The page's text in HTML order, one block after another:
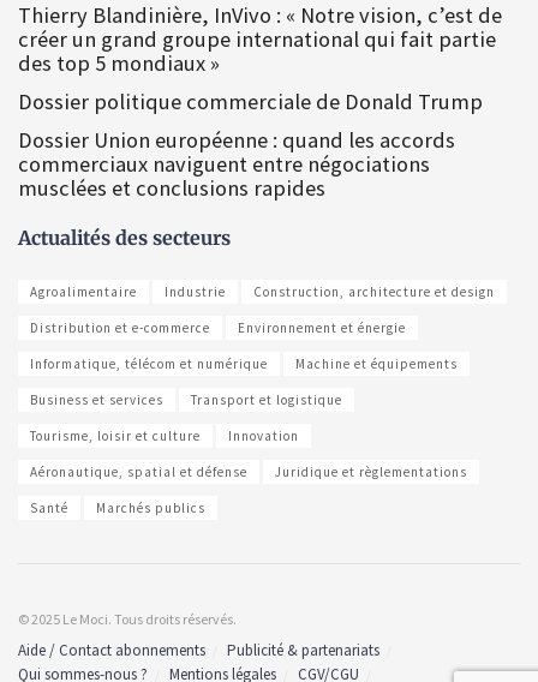
Thierry Blandinière, InVivo : « Notre vision, c’est de
créer un grand groupe international qui fait partie
des top 5 mondiaux »
Dossier politique commerciale de Donald Trump
Dossier Union européenne : quand les accords
commerciaux naviguent entre négociations
musclées et conclusions rapides
Actualités des secteurs
Agroalimentaire Industrie Construction, architecture et design
Distribution et e-commerce Environnement et énergie
Informatique, télécom et numérique Machine et équipements
Business et services Transport et logistique
Tourisme, loisir et culture Innovation
Aéronautique, spatial et défense Juridique et règlementations
Santé Marchés publics
© 2025 Le Moci. Tous droits réservés.
Aide / Contact abonnements
Publicité & partenariats
Qui sommes-nous ?
Mentions légales CGV/CGU